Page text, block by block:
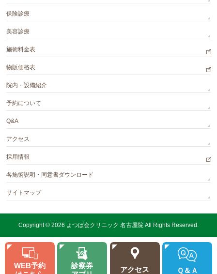
保険診療
美容診療
施術料金表
物販価格表
院内・設備紹介
予約について
Q&A
アクセス
採用情報
各施術説明・同意書ダウンロード
サイトマップ
Copyright © 2026 よつば会クリニック 名古屋院All Rights Reserved.
WEB予約
診察券
アクセス Ｑ＆Ａ